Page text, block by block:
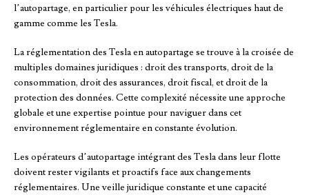
l’autopartage, en particulier pour les véhicules électriques haut de
gamme comme les Tesla.
La réglementation des Tesla en autopartage se trouve à la croisée de
multiples domaines juridiques : droit des transports, droit de la
consommation, droit des assurances, droit fiscal, et droit de la
protection des données. Cette complexité nécessite une approche
globale et une expertise pointue pour naviguer dans cet
environnement réglementaire en constante évolution.
Les opérateurs d’autopartage intégrant des Tesla dans leur flotte
doivent rester vigilants et proactifs face aux changements
réglementaires. Une veille juridique constante et une capacité